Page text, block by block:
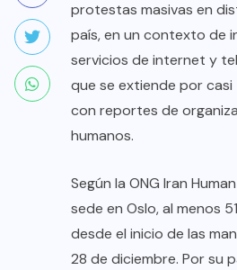
protestas masivas en
país, en un contexto de
servicios de internet y
que se extiende por
con reportes de
humanos.
Según la ONG Iran
sede en Oslo, al menos
desde el inicio de las
28 de diciembre. Por su